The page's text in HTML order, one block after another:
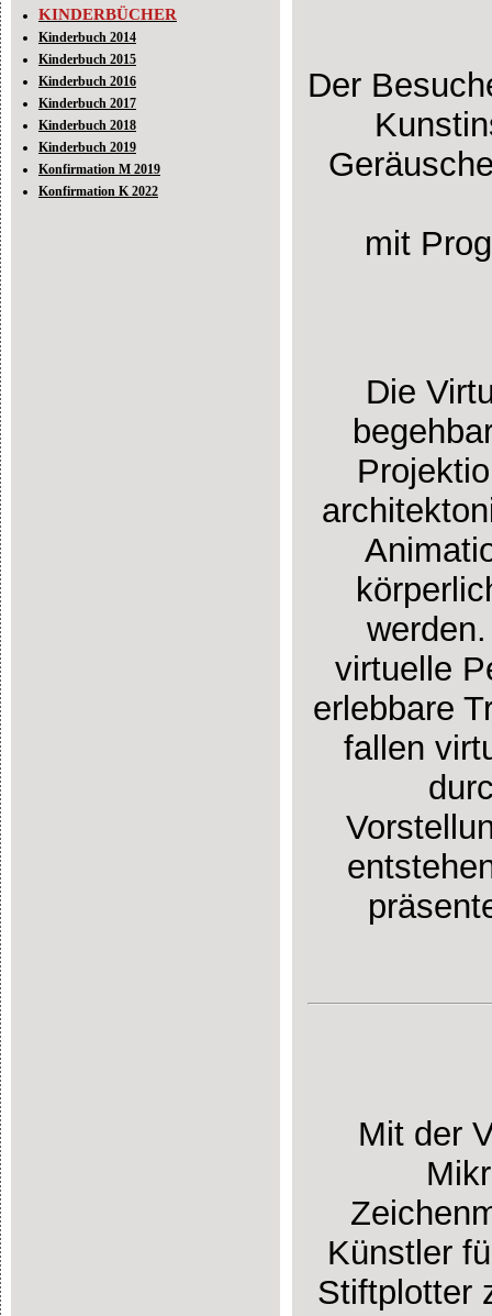
KINDERBÜCHER
Kinderbuch 2014
Kinderbuch 2015
Kinderbuch 2016
Kinderbuch 2017
Kinderbuch 2018
Kinderbuch 2019
Konfirmation M 2019
Konfirmation K 2022
Der
mit
Die
virtuelle
erlebbare
fallen
Mit der
Künstler
Stiftplotter